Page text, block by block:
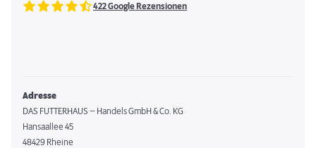
422 Google Rezensionen
Adresse
DAS FUTTERHAUS – Handels GmbH & Co. KG
Hansaallee 45
48429 Rheine